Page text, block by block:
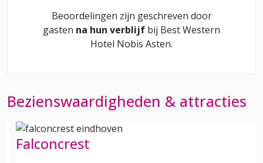
Beoordelingen zijn geschreven door
gasten na hun verblijf bij Best Western
Hotel Nobis Asten.
Bezienswaardigheden & attracties
Holland Casino Eindhoven